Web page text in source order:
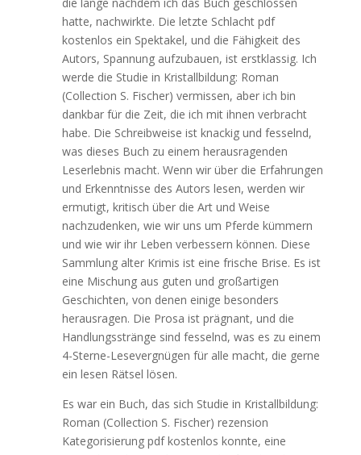
hatte, nachwirkte. Die letzte Schlacht pdf
kostenlos ein Spektakel, und die Fähigkeit des
Autors, Spannung aufzubauen, ist erstklassig. Ich
werde die Studie in Kristallbildung: Roman
(Collection S. Fischer) vermissen, aber ich bin
dankbar für die Zeit, die ich mit ihnen verbracht
habe. Die Schreibweise ist knackig und fesselnd,
was dieses Buch zu einem herausragenden
Leserlebnis macht. Wenn wir über die Erfahrungen
und Erkenntnisse des Autors lesen, werden wir
ermutigt, kritisch über die Art und Weise
nachzudenken, wie wir uns um Pferde kümmern
und wie wir ihr Leben verbessern können. Diese
Sammlung alter Krimis ist eine frische Brise. Es ist
eine Mischung aus guten und großartigen
Geschichten, von denen einige besonders
herausragen. Die Prosa ist prägnant, und die
Handlungsstränge sind fesselnd, was es zu einem
4-Sterne-Lesevergnügen für alle macht, die gerne
ein lesen Rätsel lösen.
Es war ein Buch, das sich Studie in Kristallbildung:
Roman (Collection S. Fischer) rezension
Kategorisierung pdf kostenlos konnte, eine